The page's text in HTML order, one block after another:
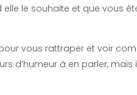
le souhaite et que vous
vous rattraper et voir
d’humeur à en parler, mais